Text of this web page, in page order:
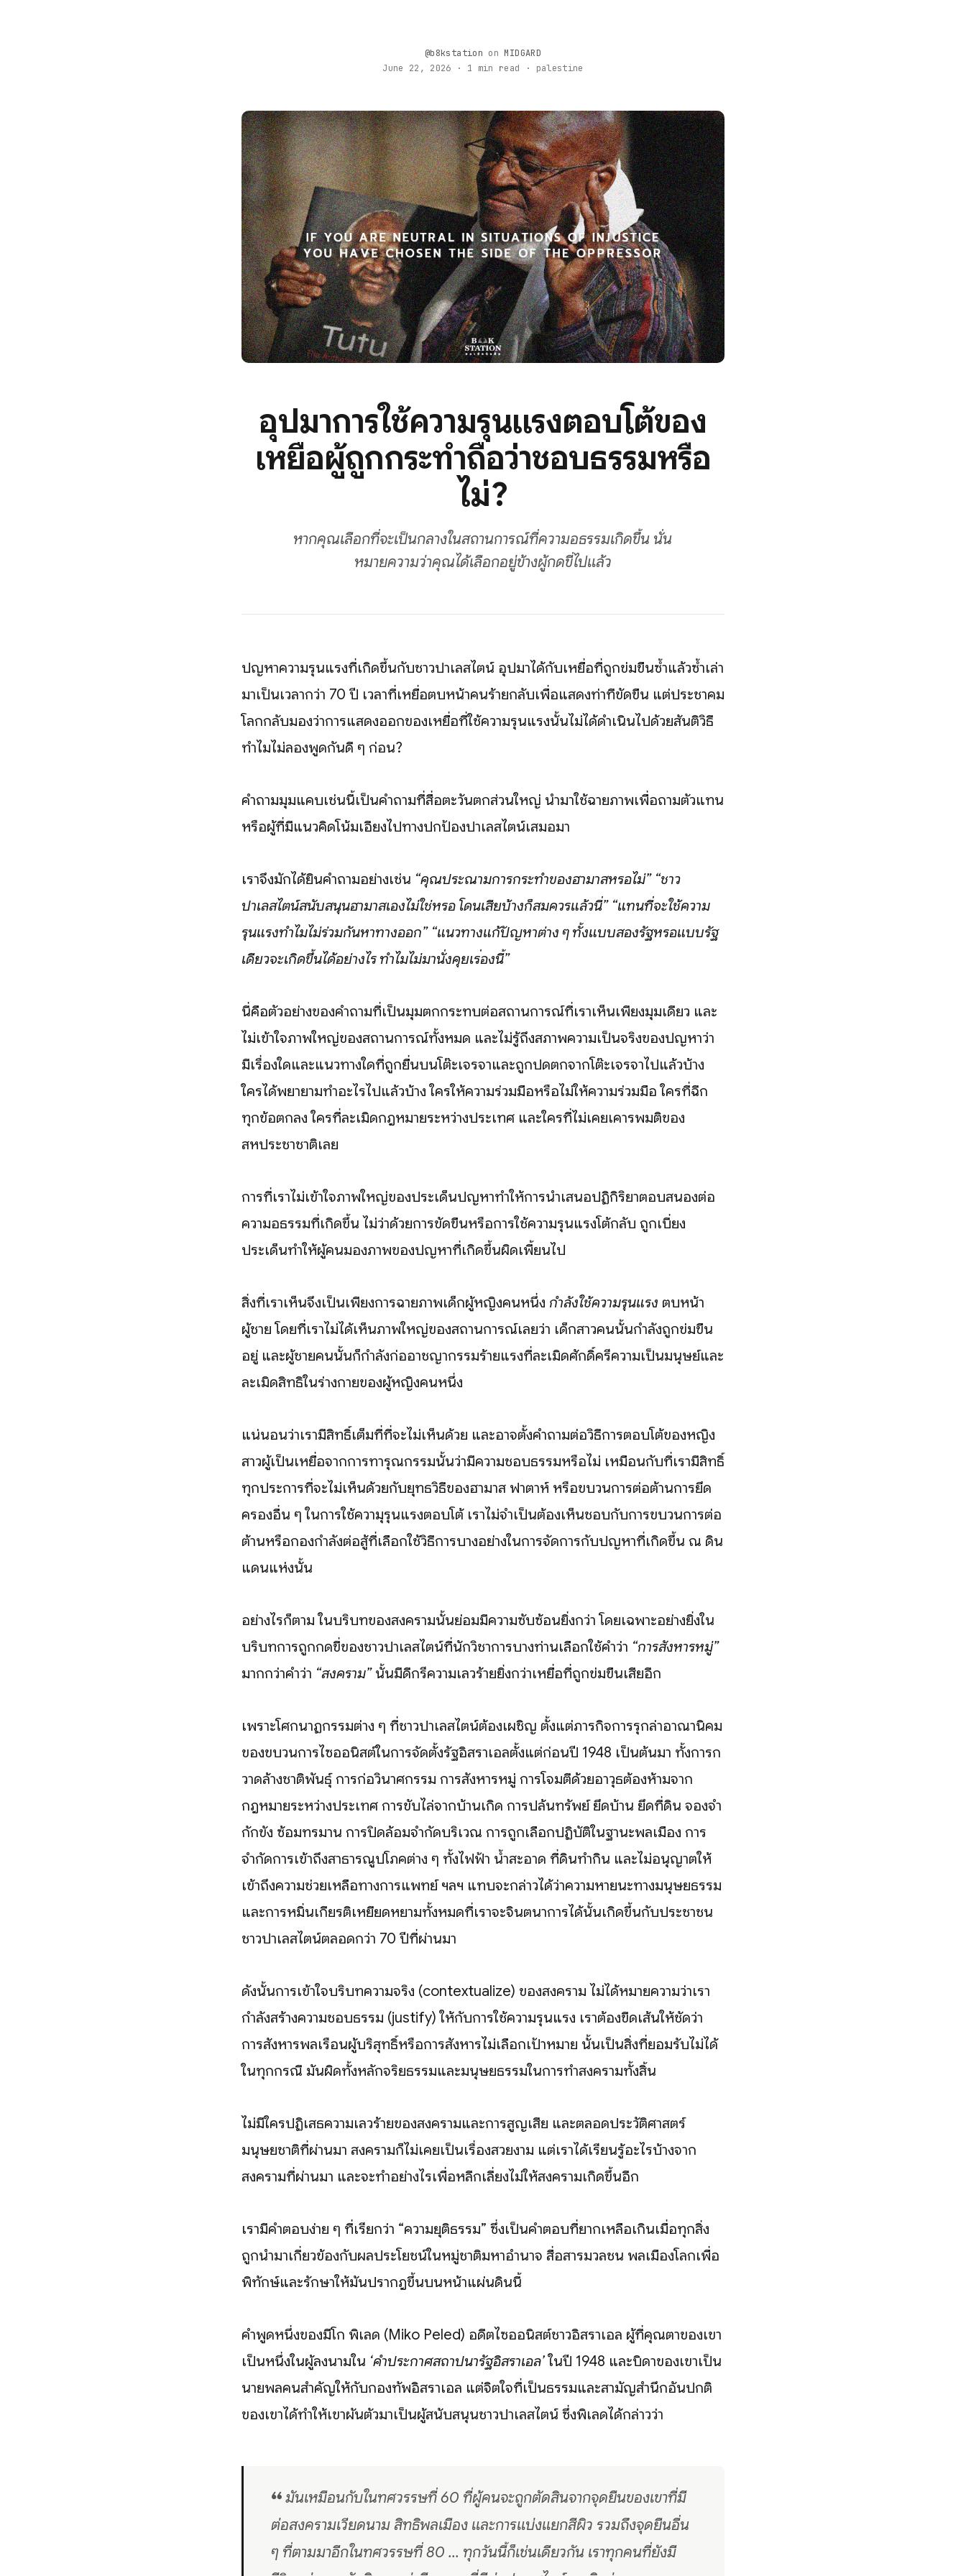
@b8kstation on MIDGARD
June 22, 2026 · 1 min read · palestine
อุปมาการใช้ความรุนแรงตอบโต้ของ
เหยื่อผู้ถูกกระทำถือว่าชอบธรรมหรือ
ไม่?
หากคุณเลือกที่จะเป็นกลางในสถานการณ์ที่ความอธรรมเกิดขึ้น นั่น
หมายความว่าคุณได้เลือกอยู่ข้างผู้กดขี่ไปแล้ว
ปัญหาความรุนแรงที่เกิดขึ้นกับชาวปาเลสไตน์ อุปมาได้กับเหยื่อที่ถูกข่มขืนซ้ำแล้วซ้ำเล่า
มาเป็นเวลากว่า 70 ปี เวลาที่เหยื่อตบหน้าคนร้ายกลับเพื่อแสดงท่าทีขัดขืน แต่ประชาคม
โลกกลับมองว่าการแสดงออกของเหยื่อที่ใช้ความรุนแรงนั้นไม่ได้ดำเนินไปด้วยสันติวิธี
ทำไมไม่ลองพูดกันดี ๆ ก่อน?
คำถามมุมแคบเช่นนี้เป็นคำถามที่สื่อตะวันตกส่วนใหญ่ นำมาใช้ฉายภาพเพื่อถามตัวแทน
หรือผู้ที่มีแนวคิดโน้มเอียงไปทางปกป้องปาเลสไตน์เสมอมา
เราจึงมักได้ยินคำถามอย่างเช่น “คุณประณามการกระทำของฮามาสหรือไม่” “ชาว
ปาเลสไตน์สนับสนุนฮามาสเองไม่ใช่หรือ โดนเสียบ้างก็สมควรแล้วนี่” “แทนที่จะใช้ความ
รุนแรงทำไมไม่ร่วมกันหาทางออก” “แนวทางแก้ปัญหาต่าง ๆ ทั้งแบบสองรัฐหรือแบบรัฐ
เดียวจะเกิดขึ้นได้อย่างไร ทำไมไม่มานั่งคุยเรื่องนี้”
นี่คือตัวอย่างของคำถามที่เป็นมุมตกกระทบต่อสถานการณ์ที่เราเห็นเพียงมุมเดียว และ
ไม่เข้าใจภาพใหญ่ของสถานการณ์ทั้งหมด และไม่รู้ถึงสภาพความเป็นจริงของปัญหาว่า
มีเรื่องใดและแนวทางใดที่ถูกยื่นบนโต๊ะเจรจาและถูกปัดตกจากโต๊ะเจรจาไปแล้วบ้าง
ใครได้พยายามทำอะไรไปแล้วบ้าง ใครให้ความร่วมมือหรือไม่ให้ความร่วมมือ ใครที่ฉีก
ทุกข้อตกลง ใครที่ละเมิดกฎหมายระหว่างประเทศ และใครที่ไม่เคยเคารพมติของ
สหประชาชาติเลย
การที่เราไม่เข้าใจภาพใหญ่ของประเด็นปัญหาทำให้การนำเสนอปฏิกิริยาตอบสนองต่อ
ความอธรรมที่เกิดขึ้น ไม่ว่าด้วยการขัดขืนหรือการใช้ความรุนแรงโต้กลับ ถูกเบี่ยง
ประเด็นทำให้ผู้คนมองภาพของปัญหาที่เกิดขึ้นผิดเพี้ยนไป
สิ่งที่เราเห็นจึงเป็นเพียงการฉายภาพเด็กผู้หญิงคนหนึ่ง กำลังใช้ความรุนแรง ตบหน้า
ผู้ชาย โดยที่เราไม่ได้เห็นภาพใหญ่ของสถานการณ์เลยว่า เด็กสาวคนนั้นกำลังถูกข่มขืน
อยู่ และผู้ชายคนนั้นก็กำลังก่ออาชญากรรมร้ายแรงที่ละเมิดศักดิ์ครีความเป็นมนุษย์และ
ละเมิดสิทธิในร่างกายของผู้หญิงคนหนึ่ง
แน่นอนว่าเรามีสิทธิ์เต็มที่ที่จะไม่เห็นด้วย และอาจตั้งคำถามต่อวิธีการตอบโต้ของหญิง
สาวผู้เป็นเหยื่อจากการทารุณกรรมนั้นว่ามีความชอบธรรมหรือไม่ เหมือนกับที่เรามีสิทธิ์
ทุกประการที่จะไม่เห็นด้วยกับยุทธวิธีของฮามาส ฟาตาห์ หรือขบวนการต่อต้านการยึด
ครองอื่น ๆ ในการใช้ความุรุนแรงตอบโต้ เราไม่จำเป็นต้องเห็นชอบกับการขบวนการต่อ
ต้านหรือกองกำลังต่อสู้ที่เลือกใช้วิธีการบางอย่างในการจัดการกับปัญหาที่เกิดขึ้น ณ ดิน
แดนแห่งนั้น
อย่างไรก็ตาม ในบริบทของสงครามนั้นย่อมมีความซับซ้อนยิ่งกว่า โดยเฉพาะอย่างยิ่งใน
บริบทการถูกกดขี่ของชาวปาเลสไตน์ที่นักวิชาการบางท่านเลือกใช้คำว่า “การสังหารหมู่”
มากกว่าคำว่า “สงคราม”นั้นมีดีกรีความเลวร้ายยิ่งกว่าเหยื่อที่ถูกข่มขืนเสียอีก
เพราะโศกนาฏกรรมต่าง ๆ ที่ชาวปาเลสไตน์ต้องเผชิญ ตั้งแต่ภารกิจการรุกล่าอาณานิคม
ของขบวนการไซออนิสต์ในการจัดตั้งรัฐอิสราเอลตั้งแต่ก่อนปี 1948 เป็นต้นมา ทั้งการก
วาดล้างชาติพันธุ์ การก่อวินาศกรรม การสังหารหมู่ การโจมตีด้วยอาวุธต้องห้ามจาก
กฎหมายระหว่างประเทศ การขับไล่จากบ้านเกิด การปล้นทรัพย์ ยึดบ้าน ยึดที่ดิน จองจำ
กักขัง ซ้อมทรมาน การปิดล้อมจำกัดบริเวณ การถูกเลือกปฏิบัติในฐานะพลเมือง การ
จำกัดการเข้าถึงสาธารณูปโภคต่าง ๆ ทั้งไฟฟ้า น้ำสะอาด ที่ดินทำกิน และไม่อนุญาตให้
เข้าถึงความช่วยเหลือทางการแพทย์ ฯลฯ แทบจะกล่าวได้ว่าความหายนะทางมนุษยธรรม
และการหมิ่นเกียรติเหยียดหยามทั้งหมดที่เราจะจินตนาการได้นั้นเกิดขึ้นกับประชาชน
ชาวปาเลสไตน์ตลอดกว่า 70 ปีที่ผ่านมา
ดังนั้นการเข้าใจบริบทความจริง (contextualize) ของสงคราม ไม่ได้หมายความว่าเรา
กำลังสร้างความชอบธรรม (justify) ให้กับการใช้ความรุนแรง เราต้องขีดเส้นให้ชัดว่า
การสังหารพลเรือนผู้บริสุทธิ์หรือการสังหารไม่เลือกเป้าหมาย นั้นเป็นสิ่งที่ยอมรับไม่ได้
ในทุกกรณี มันผิดทั้งหลักจริยธรรมและมนุษยธรรมในการทำสงครามทั้งสิ้น
ไม่มีใครปฏิเสธความเลวร้ายของสงครามและการสูญเสีย และตลอดประวัติศาสตร์
มนุษยชาติที่ผ่านมา สงครามก็ไม่เคยเป็นเรื่องสวยงาม แต่เราได้เรียนรู้อะไรบ้างจาก
สงครามที่ผ่านมา และจะทำอย่างไรเพื่อหลีกเลี่ยงไม่ให้สงครามเกิดขึ้นอีก
เรามีคำตอบง่าย ๆ ที่เรียกว่า “ความยุติธรรม” ซึ่งเป็นคำตอบที่ยากเหลือเกินเมื่อทุกสิ่ง
ถูกนำมาเกี่ยวข้องกับผลประโยชน์ในหมู่ชาติมหาอำนาจ สื่อสารมวลชน พลเมืองโลกเพื่อ
พิทักษ์และรักษาให้มันปรากฎขึ้นบนหน้าแผ่นดินนี้
คำพูดหนึ่งของมีโก พิเลด (Miko Peled) อดีตไซออนิสต์ชาวอิสราเอล ผู้ที่คุณตาของเขา
เป็นหนึ่งในผู้ลงนามใน ‘คำประกาศสถาปนารัฐอิสราเอล’ในปี 1948 และบิดาของเขาเป็น
นายพลคนสำคัญให้กับกองทัพอิสราเอล แต่จิตใจที่เป็นธรรมและสามัญสำนึกอันปกติ
ของเขาได้ทำให้เขาผันตัวมาเป็นผู้สนับสนุนชาวปาเลสไตน์ ซึ่งพิเลดได้กล่าวว่า
❝ มันเหมือนกับในทศวรรษที่ 60 ที่ผู้คนจะถูกตัดสินจากจุดยืนของเขาที่มี
ต่อสงครามเวียดนาม สิทธิพลเมือง และการแบ่งแยกสีผิว รวมถึงจุดยืนอื่น
ๆ ที่ตามมาอีกในทศวรรษที่ 80 ... ทุกวันนี้ก็เช่นเดียวกัน เราทุกคนที่ยังมี